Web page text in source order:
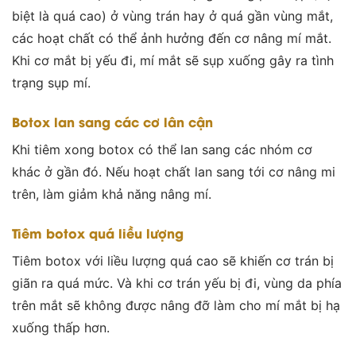
biệt là quá cao) ở vùng trán hay ở quá gần vùng mắt,
các hoạt chất có thể ảnh hưởng đến cơ nâng mí mắt.
Khi cơ mắt bị yếu đi, mí mắt sẽ sụp xuống gây ra tình
trạng sụp mí.
Botox lan sang các cơ lân cận
Khi tiêm xong botox có thể lan sang các nhóm cơ
khác ở gần đó. Nếu hoạt chất lan sang tới cơ nâng mi
trên, làm giảm khả năng nâng mí.
Tiêm botox quá liều lượng
Tiêm botox với liều lượng quá cao sẽ khiến cơ trán bị
giãn ra quá mức. Và khi cơ trán yếu bị đi, vùng da phía
trên mắt sẽ không được nâng đỡ làm cho mí mắt bị hạ
xuống thấp hơn.